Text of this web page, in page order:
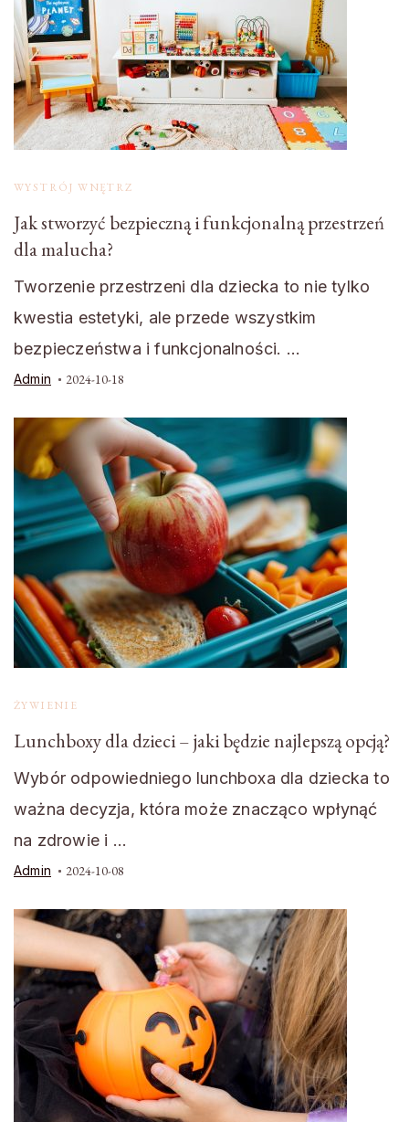
WYSTRÓJ WNĘTRZ
Jak stworzyć bezpieczną i funkcjonalną przestrzeń
dla malucha?
Tworzenie przestrzeni dla dziecka to nie tylko
kwestia estetyki, ale przede wszystkim
bezpieczeństwa i funkcjonalności. …
Admin 2024-10-18
ŻYWIENIE
Lunchboxy dla dzieci – jaki będzie najlepszą opcją?
Wybór odpowiedniego lunchboxa dla dziecka to
ważna decyzja, która może znacząco wpłynąć
na zdrowie i …
Admin 2024-10-08